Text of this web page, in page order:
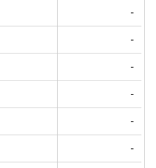
-
-
-
-
-
-